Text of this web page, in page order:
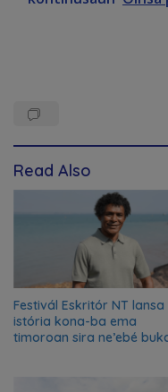
Read Also
Festivál Eskritór NT lansa
istória kona-ba ema
timoroan sira ne’ebé